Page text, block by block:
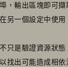
，輸出區塊即可
另一個設定中使
不只是驗證資源狀
找出可能造成相